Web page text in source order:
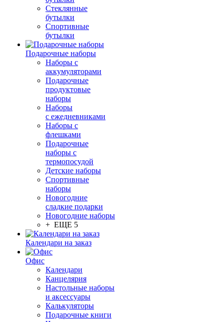
Стеклянные
бутылки
Спортивные
бутылки
Подарочные наборы
Наборы с
аккумуляторами
Подарочные
продуктовые
наборы
Наборы
с ежедневниками
Наборы с
флешками
Подарочные
наборы с
термопосудой
Детские наборы
Спортивные
наборы
Новогодние
сладкие подарки
Новогодние наборы
+ ЕЩЕ 5
Календари на заказ
Офис
Календари
Канцелярия
Настольные наборы
и аксессуары
Калькуляторы
Подарочные книги